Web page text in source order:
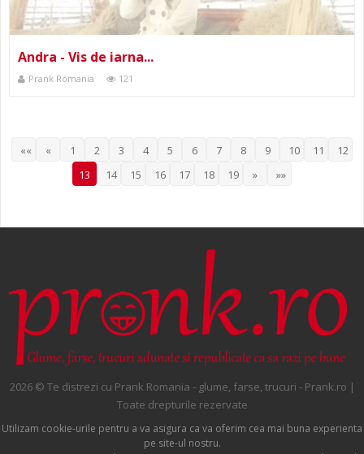
Andra - Vis de iarna...
Prank Romania 121
«« « 1 2 3 4 5 6 7 8 9 10 11
12
13
14 15 16 17 18 19 » »»
2026 © Te distrezi cu Prank Romania - glume, farse, trucuri - Prank.ro |
Toate drepturile rezervate
Utilizam cookie-urile pentru a va asigura ca va oferim cea mai buna experienta
pe site-ul nostru.